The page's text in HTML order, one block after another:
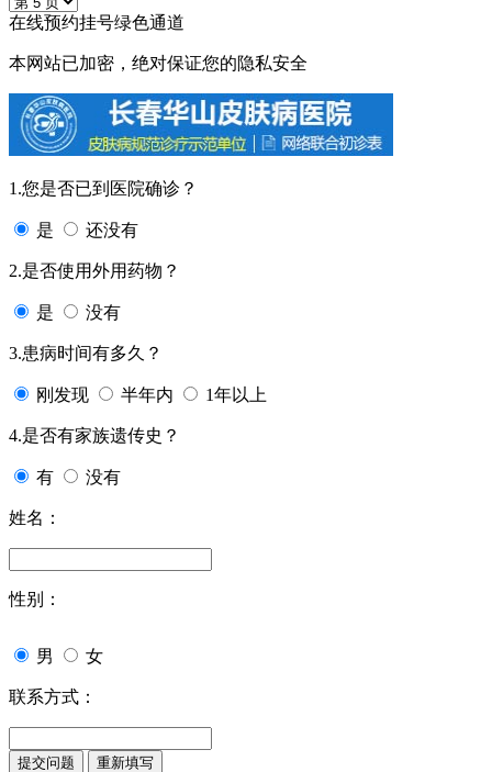
在线预约挂号绿色通道
本网站已加密，绝对保证您的隐私安全
1.您是否已到医院确诊？
是 还没有
2.是否使用外用药物？
是 没有
3.患病时间有多久？
刚发现 半年内 1年以上
4.是否有家族遗传史？
有 没有
姓名：
性别：
男 女
联系方式：